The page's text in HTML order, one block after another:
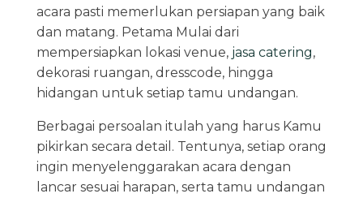
acara pasti memerlukan persiapan yang baik
dan matang. Petama Mulai dari
mempersiapkan lokasi venue, jasa catering,
dekorasi ruangan, dresscode, hingga
hidangan untuk setiap tamu undangan.
Berbagai persoalan itulah yang harus Kamu
pikirkan secara detail. Tentunya, setiap orang
ingin menyelenggarakan acara dengan
lancar sesuai harapan, serta tamu undangan